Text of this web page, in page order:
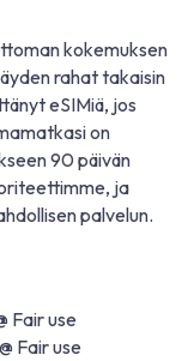
kokemuksen
rahat takaisin
eSIMiä, jos
on
90 päivän
ja
palvelun.
Fair use
Fair use